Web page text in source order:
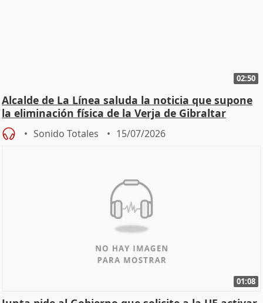
02:50
Alcalde de La Línea saluda la noticia que supone
la eliminación física de la Verja de Gibraltar
Sonido Totales 15/07/2026
01:08